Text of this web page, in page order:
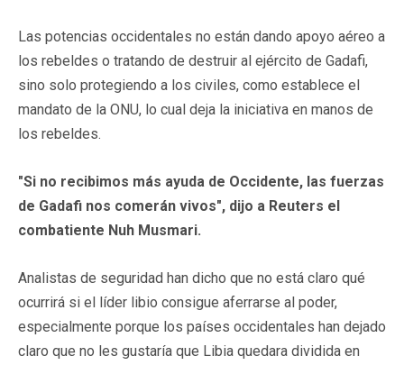
Las potencias occidentales no están dando apoyo aéreo a
los rebeldes o tratando de destruir al ejército de Gadafi,
sino solo protegiendo a los civiles, como establece el
mandato de la ONU, lo cual deja la iniciativa en manos de
los rebeldes.
"Si no recibimos más ayuda de Occidente, las fuerzas
de Gadafi nos comerán vivos", dijo a Reuters el
combatiente Nuh Musmari.
Analistas de seguridad han dicho que no está claro qué
ocurrirá si el líder libio consigue aferrarse al poder,
especialmente porque los países occidentales han dejado
claro que no les gustaría que Libia quedara dividida en